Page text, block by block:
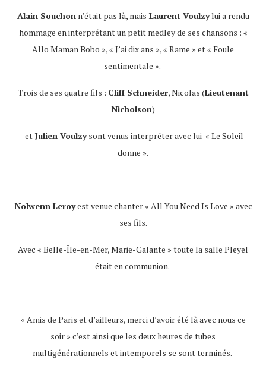
Alain Souchonn’était pas là, mais Laurent Voulzylui a rendu
hommage en interprétant un petit medley de ses chansons : «
Allo Maman Bobo », « J’ai dix ans », « Rame » et « Foule
sentimentale ».
Trois de ses quatre fils : Cliff Schneider, Nicolas (Lieutenant
Nicholson)
et Julien Voulzysont venus interpréter avec lui « Le Soleil
donne ».
Nolwenn Leroyest venue chanter « All You Need Is Love » avec
ses fils.
Avec « Belle-Île-en-Mer, Marie-Galante » toute la salle Pleyel
était en communion.
« Amis de Paris et d’ailleurs, merci d’avoir été là avec nous ce
soir » c’est ainsi que les deux heures de tubes
multigénérationnels et intemporels se sont terminés.